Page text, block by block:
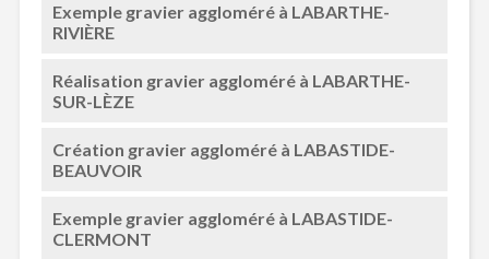
Exemple gravier aggloméré à LABARTHE-
RIVIÈRE
Réalisation gravier aggloméré à LABARTHE-
SUR-LÈZE
Création gravier aggloméré à LABASTIDE-
BEAUVOIR
Exemple gravier aggloméré à LABASTIDE-
CLERMONT